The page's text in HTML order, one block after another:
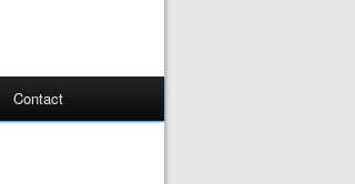
Contact